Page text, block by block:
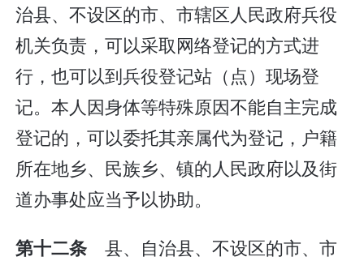
治县、不设区的市、市辖区人民政府兵役
机关负责，可以采取网络登记的方式进
行，也可以到兵役登记站（点）现场登
记。本人因身体等特殊原因不能自主完成
登记的，可以委托其亲属代为登记，户籍
所在地乡、民族乡、镇的人民政府以及街
道办事处应当予以协助。
第十二条 县、自治县、不设区的市、市